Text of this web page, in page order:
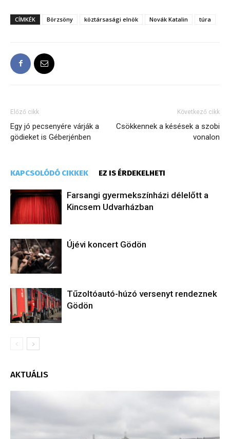
CÍMKÉK Börzsöny köztársasági elnök Novák Katalin túra
Előző cikk
Egy jó pecsenyére várják a
gödieket is Géberjénben
Következő cikk
Csökkennek a késések a szobi
vonalon
KAPCSOLÓDÓ CIKKEK EZ IS ÉRDEKELHETI
Farsangi gyermekszínházi délelőtt a
Kincsem Udvarházban
Újévi koncert Gödön
Tűzoltóautó-húzó versenyt rendeznek
Gödön
AKTUÁLIS